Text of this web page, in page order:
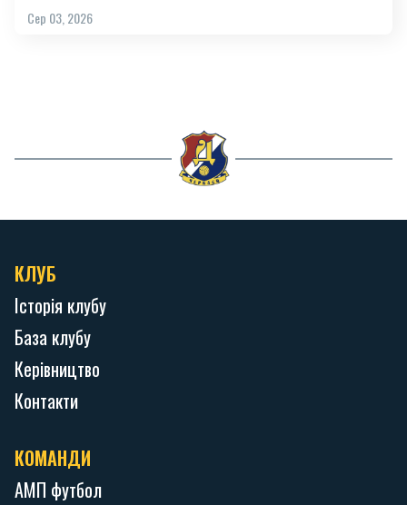
Сер 03, 2026
КЛУБ
Історія клубу
База клубу
Керівництво
Контакти
КОМАНДИ
АМП футбол